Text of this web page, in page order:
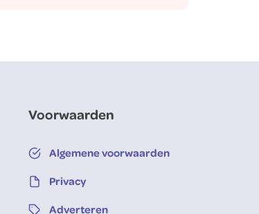
Voorwaarden
Algemene voorwaarden
Privacy
Adverteren